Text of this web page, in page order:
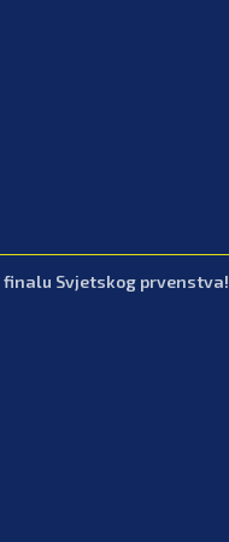
finalu Svjetskog prvenstva!